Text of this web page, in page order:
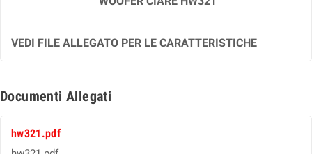
VEDI FILE ALLEGATO PER LE CARATTERISTICHE
Documenti Allegati
hw321.pdf